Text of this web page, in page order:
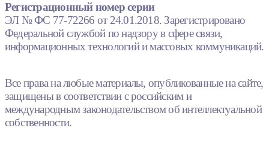
Регистрационный номер серии
ЭЛ № ФС 77-72266 от 24.01.2018. Зарегистрировано
Федеральной службой по надзору в сфере связи,
информационных технологий и массовых коммуникаций.
Все права на любые материалы, опубликованные на сайте,
защищены в соответствии с российским и
международным законодательством об интеллектуальной
собственности.